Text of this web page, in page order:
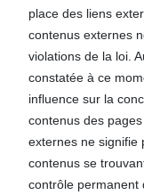
place des liens
contenus externes
violations de la loi.
constatée à ce
influence sur la
contenus des
externes ne signifie
contenus se
contrôle permanent